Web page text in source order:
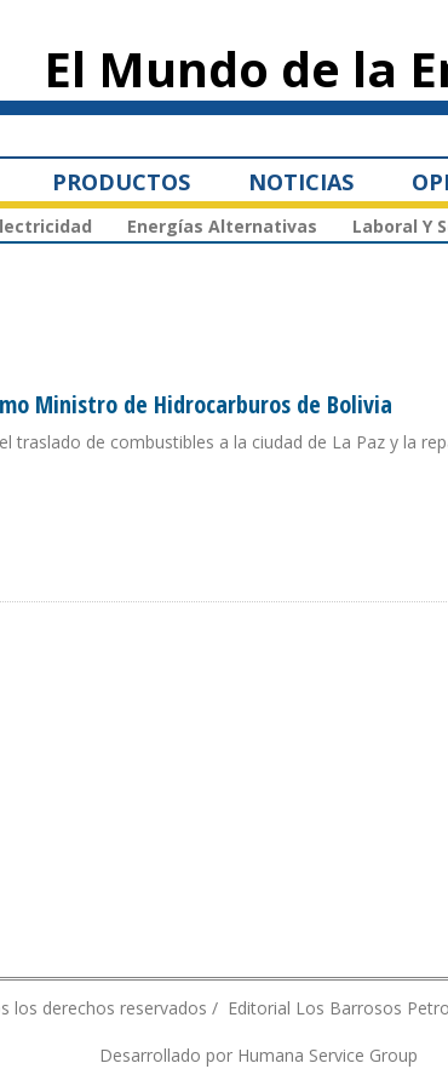
principal
El Mundo de la
PRODUCTOS NOTICIAS
Energías Alternativas Laboral Y
Ministro de Hidrocarburos de Bolivia
traslado de combustibles a la ciudad de La Paz y la
los derechos reservados / Editorial Los Barrosos
Desarrollado por Humana Service Group